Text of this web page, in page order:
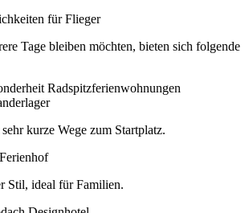
für Flieger
Tage bleiben möchten, bieten sich folgende
Radspitzferienwohnungen
kurze Wege zum Startplatz.
Stil, ideal für Familien.